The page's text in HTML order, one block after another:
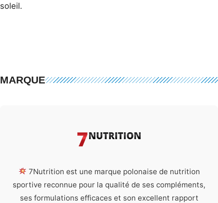
soleil.
MARQUE
7Nutrition est une marque polonaise de nutrition
sportive reconnue pour la qualité de ses compléments,
ses formulations efficaces et son excellent rapport